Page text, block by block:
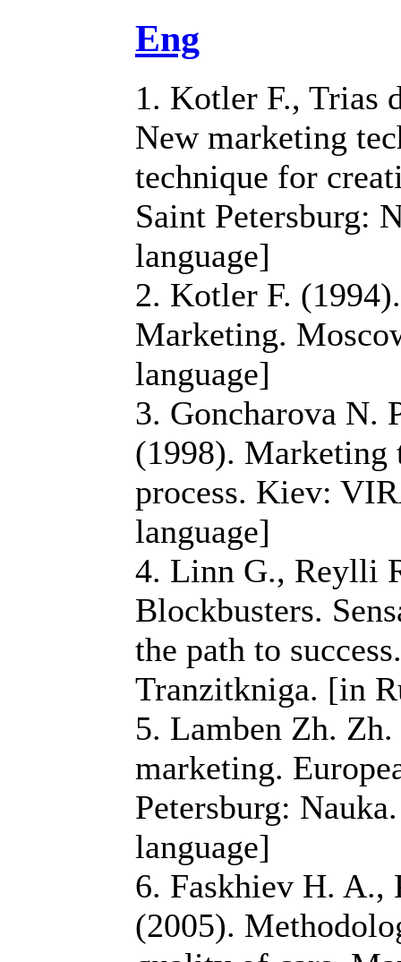
Eng
1. Kotler F., Trias
New marketing
technique for
Saint Petersburg:
language]
2. Kotler F.
Marketing.
language]
3. Goncharova N.
(1998). Marketing
process. Kiev:
language]
4. Linn G., Reylli
Blockbusters.
the path to
Tranzitkniga. [in
5. Lamben Zh.
marketing.
Petersburg:
language]
6. Faskhiev H. A.,
(2005).